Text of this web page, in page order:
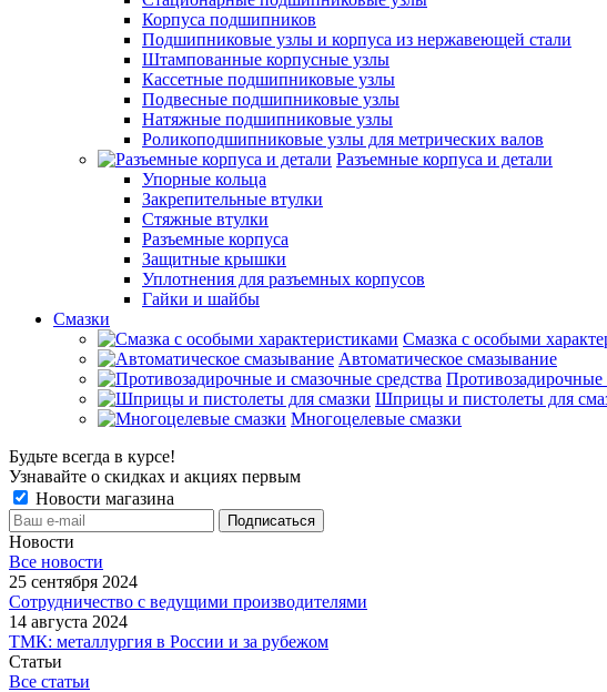
Корпуса подшипников
Подшипниковые узлы и корпуса из нержавеющей стали
Штампованные корпусные узлы
Кассетные подшипниковые узлы
Подвесные подшипниковые узлы
Натяжные подшипниковые узлы
Роликоподшипниковые узлы для метрических валов
Разъемные корпуса и детали
Упорные кольца
Закрепительные втулки
Стяжные втулки
Разъемные корпуса
Защитные крышки
Уплотнения для разъемных корпусов
Гайки и шайбы
Смазки
Смазка с особыми
Автоматическое смазывание
Противозадирочные
Шприцы и пистолеты для
Многоцелевые смазки
Будьте всегда в курсе!
Узнавайте о скидках и акциях первым
Новости магазина
Новости
Все новости
25 сентября 2024
Сотрудничество с ведущими производителями
14 августа 2024
ТМК: металлургия в России и за рубежом
Статьи
Все статьи